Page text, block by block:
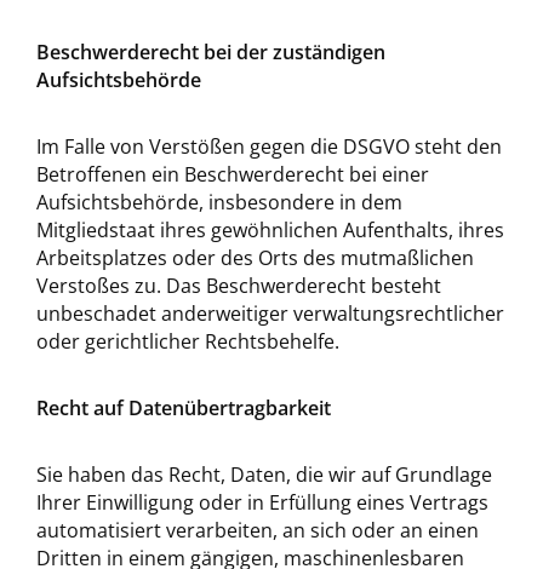
Beschwerderecht bei der zuständigen
Aufsichtsbehörde
Im Falle von Verstößen gegen die DSGVO steht den
Betroffenen ein Beschwerderecht bei einer
Aufsichtsbehörde, insbesondere in dem
Mitgliedstaat ihres gewöhnlichen Aufenthalts, ihres
Arbeitsplatzes oder des Orts des mutmaßlichen
Verstoßes zu. Das Beschwerderecht besteht
unbeschadet anderweitiger verwaltungsrechtlicher
oder gerichtlicher Rechtsbehelfe.
Recht auf Datenübertragbarkeit
Sie haben das Recht, Daten, die wir auf Grundlage
Ihrer Einwilligung oder in Erfüllung eines Vertrags
automatisiert verarbeiten, an sich oder an einen
Dritten in einem gängigen, maschinenlesbaren